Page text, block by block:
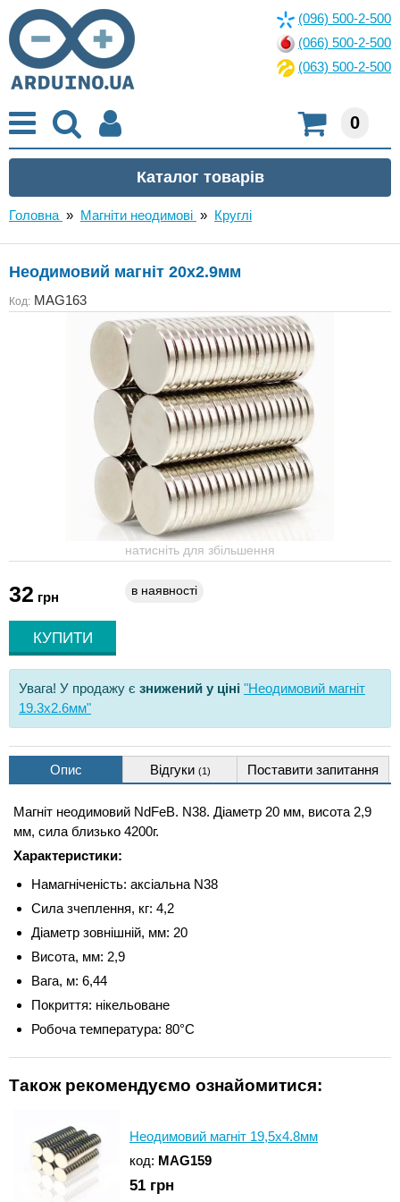
(096) 500-2-500
(066) 500-2-500
(063) 500-2-500
0
Головна » Магніти неодимові » Круглі
Неодимовий магніт 20x2.9мм
Код: MAG163
натисніть для збільшення
32 грн в наявності
Увага! У продажу є знижений у ціні "Неодимовий магніт
19.3x2.6мм"
Опис Відгуки (1) Поставити запитання
Магніт неодимовий NdFeB. N38. Діаметр 20 мм, висота 2,9
мм, сила близько 4200г.
Характеристики:
Намагніченість: аксіальна N38
Сила зчеплення, кг: 4,2
Діаметр зовнішній, мм: 20
Висота, мм: 2,9
Вага, м: 6,44
Покриття: нікельоване
Робоча температура: 80°C
Також рекомендуємо ознайомитися:
Неодимовий магніт 19,5x4.8мм
код: MAG159
51 грн